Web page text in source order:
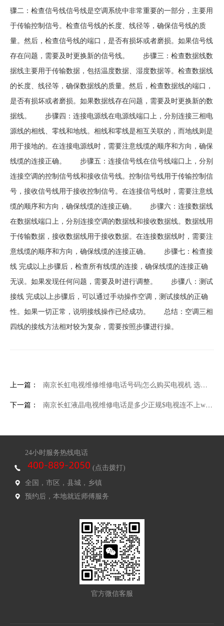
骤二：检查信号线信号线是空调系统中非常重要的一部分，主要用
于传输控制信号。检查信号线的长度、线径等，确保信号线的质
量。然后，检查信号线的端口，是否有损坏或者磨损。如果信号线
存在问题，需要及时更换新的信号线。 步骤三：检查数据线数
据线主要用于传输数据，包括温度数据、湿度数据等。检查数据线
的长度、线径等，确保数据线的质量。然后，检查数据线的端口，
是否有损坏或者磨损。如果数据线存在问题，需要及时更换新的数
据线。 步骤四：连接电源线在电源线端口上，分别连接三相电
源线的相线、零线和地线。相线和零线是相互关联的，而地线则是
用于接地的。在连接电源线时，需要注意线缆的顺序和方向，确保
线缆的连接正确。 步骤五：连接信号线在信号线端口上，分别
连接空调的控制信号线和接收信号线。控制信号线用于传输控制信
号，接收信号线用于接收控制信号。在连接信号线时，需要注意线
缆的顺序和方向，确保线缆的连接正确。 步骤六：连接数据线
在数据线端口上，分别连接空调的数据线和接收数据线。数据线用
于传输数据，接收数据线用于接收数据。在连接数据线时，需要注
意线缆的顺序和方向，确保线缆的连接正确。 步骤七：检查接
线 完成以上步骤后，检查所有线缆的连接，确保线缆的连接正确
无误。如果发现任何问题，需要及时进行调整。 步骤八：测试
接线 完成以上步骤后，可以通过手动操作空调，测试接线的正确
性。如果一切正常，说明接线操作已经成功。 总结：空调三相
四线的接线方法相对较为复杂，需要按照步骤进行操。
上一篇： 南京长虹电视维修维修电话号码|怎么购买电视机 选购电视机有哪些注意事项
下一篇： 南京长虹液晶电视维修电话是多少正规$电视连不上wifi怎么办 解决电视连不上wifi方法
24小时服务热线电话
(点击拨打)
全国，市区，县城，乡镇
预约后，本地就近师傅服务
官方微信客服